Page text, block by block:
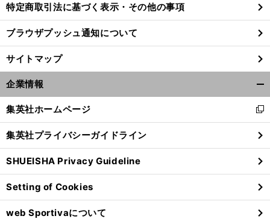
藤
時
」
。
も
」
特定商取引法に基づく表示・その他の事項
ブラウザプッシュ通知について
サイトマップ
企業情報
閉
る
集英社ホームページ
新
し
い
ウ
ィ
ン
ド
ウ
で
集英社プライバシーガイドライン
SHUEISHA Privacy Guideline
Setting of Cookies
web Sportivaについて